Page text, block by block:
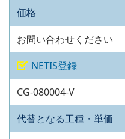
価格
お問い合わせください
NETIS登録
CG-080004-V
代替となる工種・単価